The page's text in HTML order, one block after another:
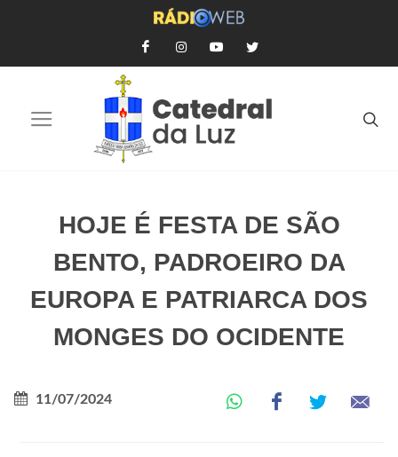
HOJE É FESTA DE SÃO
BENTO, PADROEIRO DA
EUROPA E PATRIARCA DOS
MONGES DO OCIDENTE
11/07/2024